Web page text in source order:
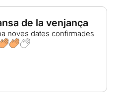
de la venjança
noves dates confirmades